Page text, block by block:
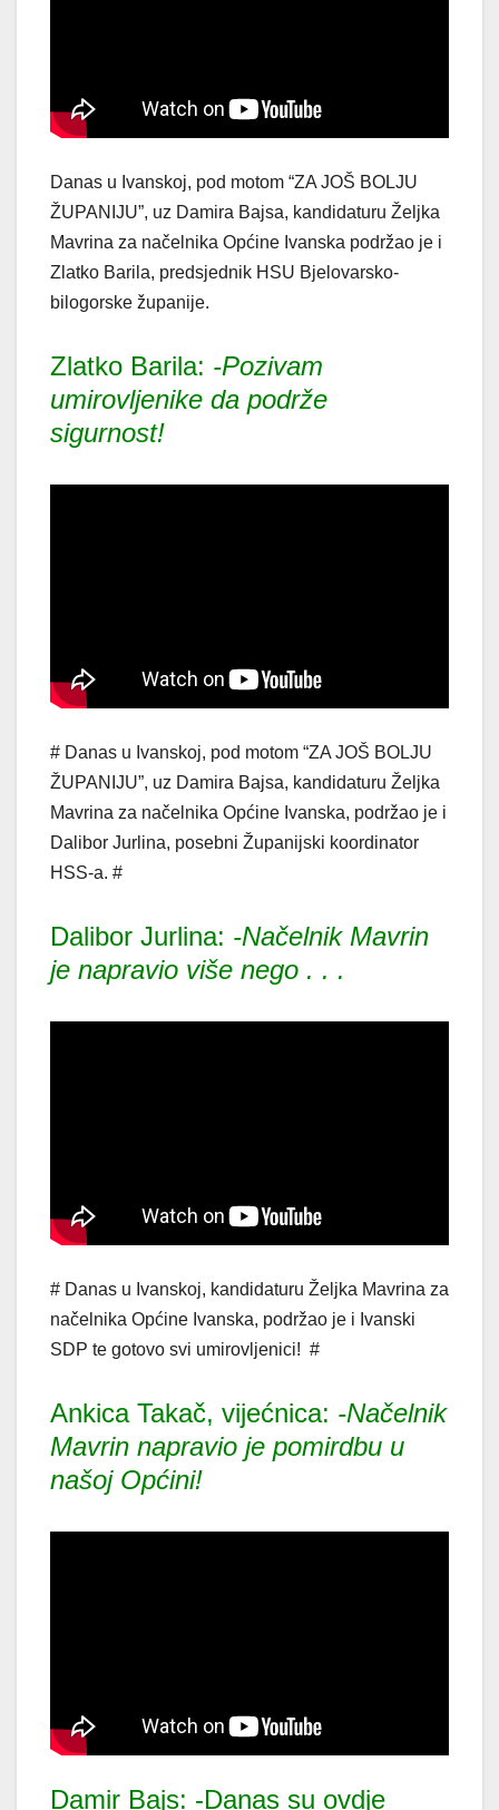
Danas u Ivanskoj, pod motom “ZA JOŠ BOLJU
ŽUPANIJU”, uz Damira Bajsa, kandidaturu Željka
Mavrina za načelnika Općine Ivanska podržao je i
Zlatko Barila, predsjednik HSU Bjelovarsko-
bilogorske županije.
Zlatko Barila: -Pozivam
umirovljenike da podrže
sigurnost!
# Danas u Ivanskoj, pod motom “ZA JOŠ BOLJU
ŽUPANIJU”, uz Damira Bajsa, kandidaturu Željka
Mavrina za načelnika Općine Ivanska, podržao je i
Dalibor Jurlina, posebni Županijski koordinator
HSS-a. #
Dalibor Jurlina: -Načelnik Mavrin
je napravio više nego . . .
# Danas u Ivanskoj, kandidaturu Željka Mavrina za
načelnika Općine Ivanska, podržao je i Ivanski
SDP te gotovo svi umirovljenici! #
Ankica Takač, vijećnica: -Načelnik
Mavrin napravio je pomirdbu u
našoj Općini!
Damir Bajs: -Danas su ovdje